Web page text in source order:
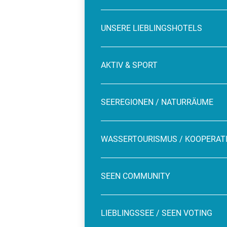
UNSERE LIEBLINGSHOTELS
AKTIV & SPORT
SEEREGIONEN / NATURRÄUME
WASSERTOURISMUS /
SEEN COMMUNITY
LIEBLINGSSEE / SEEN VOTING